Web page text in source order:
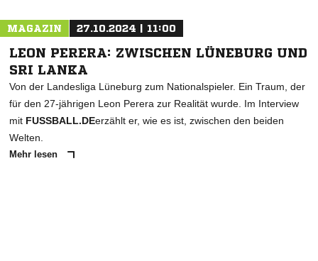
MAGAZIN 27.10.2024 | 11:00
LEON PERERA: ZWISCHEN LÜNEBURG UND
SRI LANKA
Von der Landesliga Lüneburg zum Nationalspieler. Ein Traum, der
für den 27-jährigen Leon Perera zur Realität wurde. Im Interview
mit FUSSBALL.DEerzählt er, wie es ist, zwischen den beiden
Welten.
Mehr lesen